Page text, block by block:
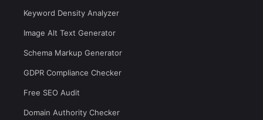
Keyword Density Analyzer
Image Alt Text Generator
Schema Markup Generator
GDPR Compliance Checker
Free SEO Audit
Domain Authority Checker